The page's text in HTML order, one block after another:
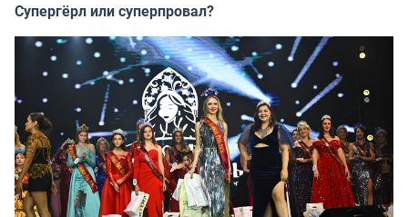
Супергёрл или суперпровал?